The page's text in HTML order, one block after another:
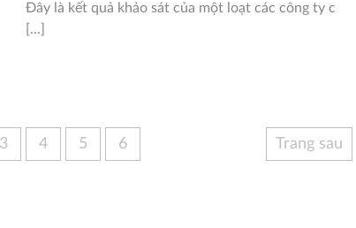
Đây là kết quả khảo sát của một loạt các công ty c
[...]
3 4 5 6 Trang sau